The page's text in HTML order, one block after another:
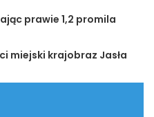
prawie 1,2 promila
miejski krajobraz Jasła